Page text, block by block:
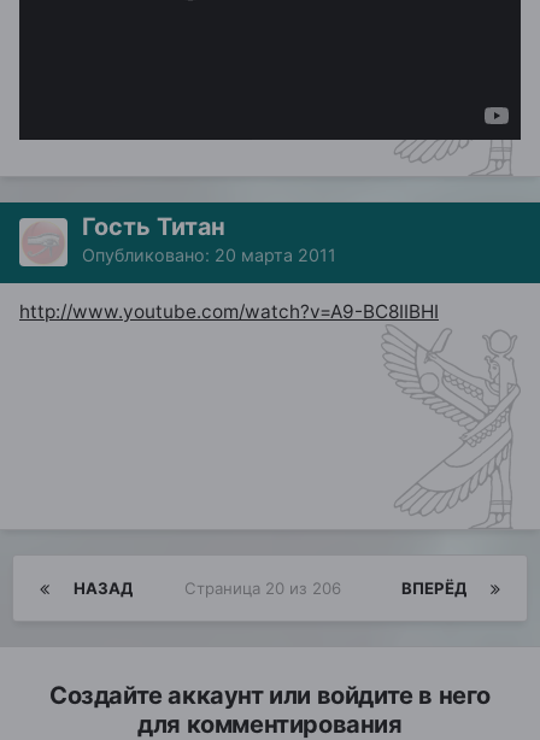
Гость Титан
Опубликовано: 20 марта 2011
http://www.youtube.com/watch?v=A9-BC8IIBHI
НАЗАД ВПЕРЁД
Страница 20 из 206
Создайте аккаунт или войдите в него
для комментирования